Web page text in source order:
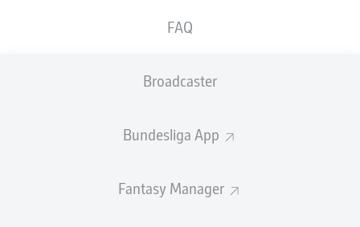
FAQ
Broadcaster
Bundesliga App
Fantasy Manager